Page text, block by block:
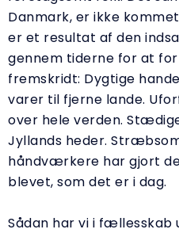
Danmark, er ikke
er et resultat af den
gennem tiderne for at
fremskridt: Dygtige
varer til fjerne lande.
over hele verden.
Jyllands heder.
håndværkere har gjort
blevet, som det er i dag.
Sådan har vi i fællesskab